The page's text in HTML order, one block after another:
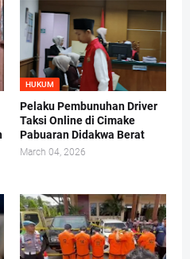
HUKUM
Pelaku Pembunuhan Driver
Taksi Online di Cimake
Pabuaran Didakwa Berat
March 04, 2026